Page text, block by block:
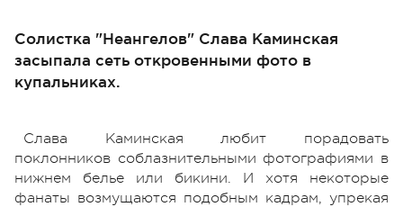
Солистка "Неангелов" Слава Каминская
засыпала сеть откровенными фото в
купальниках.
Слава Каминская любит порадовать
поклонников соблазнительными фотографиями в
нижнем белье или бикини. И хотя некоторые
фанаты возмущаются подобным кадрам, упрекая